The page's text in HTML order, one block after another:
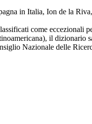
in Italia, Ion de la
come
il
Nazionale delle